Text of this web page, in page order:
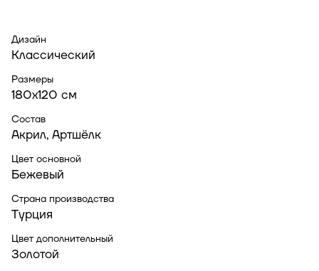
Дизайн
Классический
Размеры
180x120 см
Состав
Акрил, Артшёлк
Цвет основной
Бежевый
Страна производства
Турция
Цвет дополнительный
Золотой